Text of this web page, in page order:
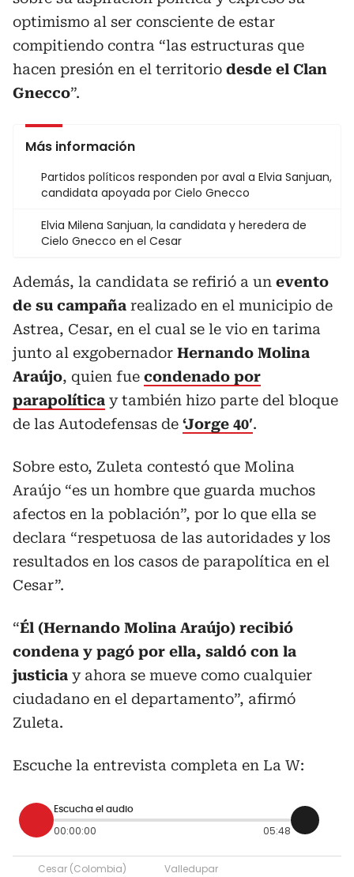
optimismo al ser consciente de estar
compitiendo contra “las estructuras que
hacen presión en el territorio desde el Clan
Gnecco”.
Más información
Partidos políticos responden por aval a Elvia Sanjuan,
candidata apoyada por Cielo Gnecco
Elvia Milena Sanjuan, la candidata y heredera de
Cielo Gnecco en el Cesar
Además, la candidata se refirió a un evento
de su campaña realizado en el municipio de
Astrea, Cesar, en el cual se le vio en tarima
junto al exgobernador Hernando Molina
Araújo, quien fue condenado por
parapolítica y también hizo parte del bloque
de las Autodefensas de ‘Jorge 40′.
Sobre esto, Zuleta contestó que Molina
Araújo “es un hombre que guarda muchos
afectos en la población”, por lo que ella se
declara “respetuosa de las autoridades y los
resultados en los casos de parapolítica en el
Cesar”.
“Él (Hernando Molina Araújo) recibió
condena y pagó por ella, saldó con la
justicia y ahora se mueve como cualquier
ciudadano en el departamento”, afirmó
Zuleta.
Escuche la entrevista completa en La W:
Escucha el audio
00:00:00 05:48
Cesar (Colombia) Valledupar